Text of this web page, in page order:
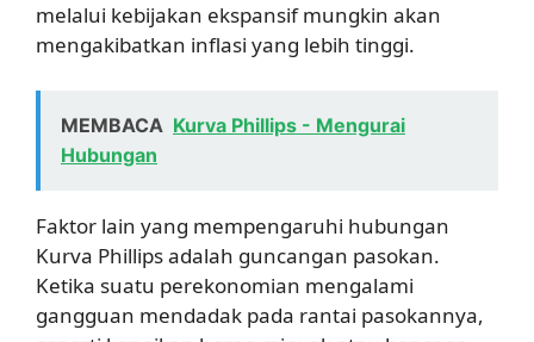
melalui kebijakan ekspansif mungkin akan
mengakibatkan inflasi yang lebih tinggi.
MEMBACA Kurva Phillips - Mengurai
Hubungan
Faktor lain yang mempengaruhi hubungan
Kurva Phillips adalah guncangan pasokan.
Ketika suatu perekonomian mengalami
gangguan mendadak pada rantai pasokannya,